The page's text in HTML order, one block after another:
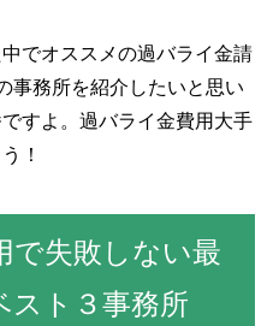
でオススメの過バライ金請
事務所を紹介したいと思い
すよ。過バライ金費用大手
！
で失敗しない最
スト３事務所